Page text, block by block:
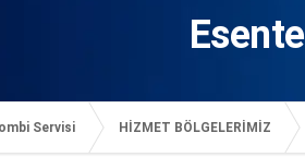
Servisi HİZMET BÖLGELERİMİZ